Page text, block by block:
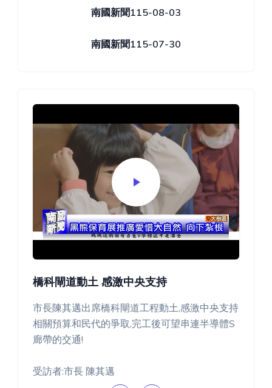
南國新聞115-08-03
南國新聞115-07-30
橋科閘道動土 感激中央支持
市長陳其邁出席橋科閘道工程動土,感激中央支持
相關預算和民代的爭取,完工後可望串連半導體S
廊帶的交通!
受訪者:市長 陳其邁